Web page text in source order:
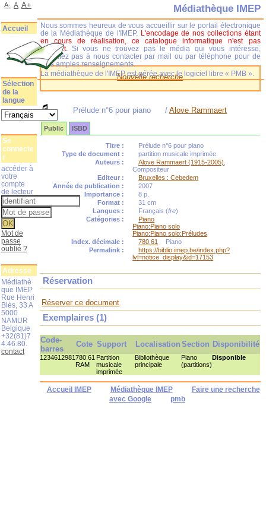
Nouvelle recherche
Prélude n°6 pour piano /Alove Rammaert
Public ISBD
Titre :
Prélude n°6 pour piano
Type de document :
partition musicale imprimée
Auteurs :
Alove Rammaert (1915-2005)
Compositeur
Editeur :
Bruxelles : Cebedem
Année de publication :
2007
Importance :
8 p.
Format :
31 cm
Langues :
Français (fre)
Catégories :
Piano
Piano:Piano solo
Piano:Piano solo:Préludes
Index. décimale :
780.61
Piano
Permalink :
https://biblio.imep.be/index.php?
lvl=notice_display&id=17153
Réservation
Réserver ce document
Exemplaires (1)
Code-
barres
Cote Support Localisation Section Disponibilité
1234612981780.61
RAM
Partition
musicale
imprimée
Bibliothèque
principale
Piano
(partitions)
Disponible
Accueil IMEP Médiathèque IMEP
Faire une recherche
avec Google
pmb
Médiathèque IMEP
Nous sommes heureux de vous accueillir sur le portail électronique
de la Médiathèque de l'IMEP. L'encodage de nos collections étant
en cours de réalisation, ce catalogue informatique n'est pas
complet.
Si vous ne trouvez pas le média qui vous intéresse,
n'hésitez pas à nous contacter par mail ou par téléphone pour de
plus amples renseignements.
La médiathèque de l'IMEP est gérée avec le logiciel libre « PMB ».
A- A A+
Accueil
Sélection
de la
langue
Se
connecte
r
accéder à
votre
compte
de lecteur
Mot de
passe
oublié ?
Adresse
Médiathè
que IMEP
Rue Henri
Blès, 33 A
5000
NAMUR
Belgique
+32(81)7
4.46.80.
contact